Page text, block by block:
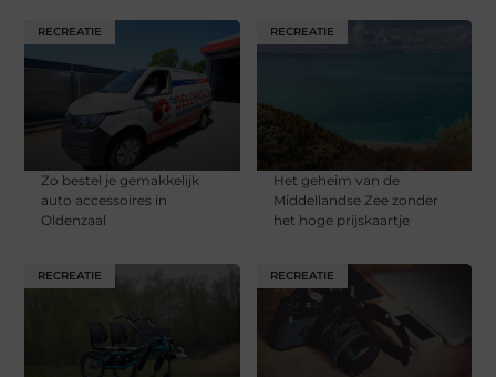
RECREATIE
Zo bestel je gemakkelijk
auto accessoires in
Oldenzaal
RECREATIE
Het geheim van de
Middellandse Zee zonder
het hoge prijskaartje
RECREATIE RECREATIE